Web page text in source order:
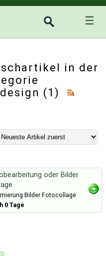
☰
in der
(1)
oder Bilder
Bilder Fotocollage
0 Tage